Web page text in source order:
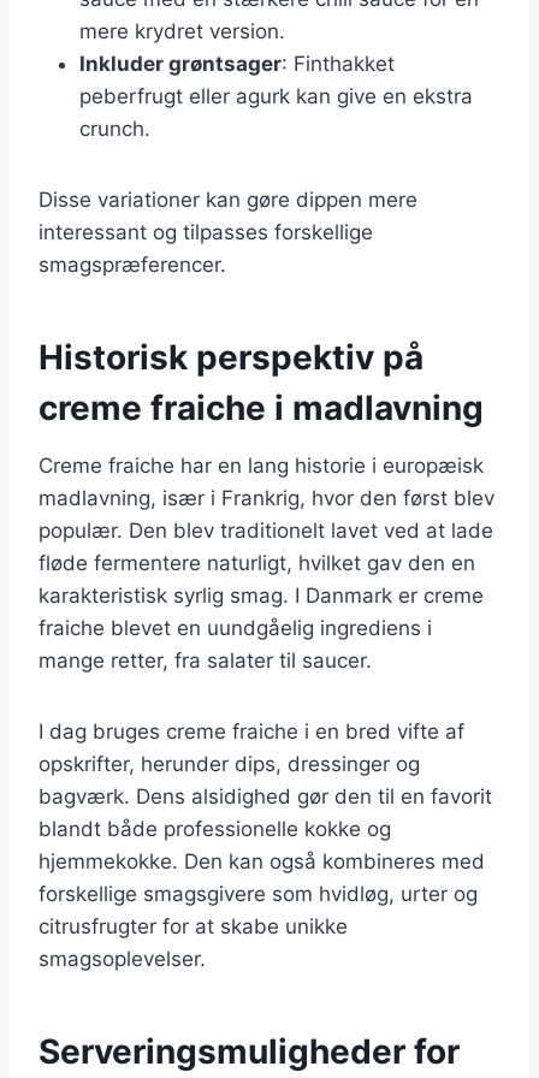
mere krydret version.
Inkluder grøntsager: Finthakket
peberfrugt eller agurk kan give en ekstra
crunch.
Disse variationer kan gøre dippen mere
interessant og tilpasses forskellige
smagspræferencer.
Historisk perspektiv på
creme fraiche i madlavning
Creme fraiche har en lang historie i europæisk
madlavning, især i Frankrig, hvor den først blev
populær. Den blev traditionelt lavet ved at lade
fløde fermentere naturligt, hvilket gav den en
karakteristisk syrlig smag. I Danmark er creme
fraiche blevet en uundgåelig ingrediens i
mange retter, fra salater til saucer.
I dag bruges creme fraiche i en bred vifte af
opskrifter, herunder dips, dressinger og
bagværk. Dens alsidighed gør den til en favorit
blandt både professionelle kokke og
hjemmekokke. Den kan også kombineres med
forskellige smagsgivere som hvidløg, urter og
citrusfrugter for at skabe unikke
smagsoplevelser.
Serveringsmuligheder for